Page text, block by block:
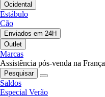
Ocidental
Estábulo
Cão
Enviados em 24H
Outlet
Marcas
Assistência pós-venda na França
Pesquisar
Saldos
Especial Verão